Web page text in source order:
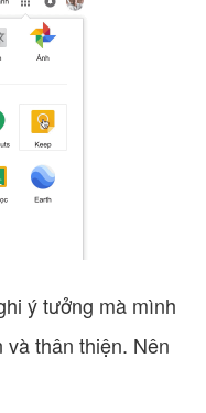
ý tưởng mà mình
thân thiện. Nên